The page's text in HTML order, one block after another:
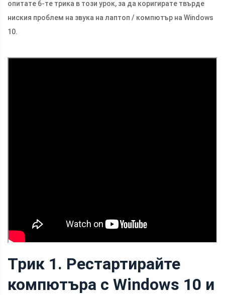
опитате 6-те трика в този урок, за да коригирате твърде
ниския проблем на звука на лаптоп / компютър на Windows
10.
Трик 1. Рестартирайте
компютъра с Windows 10 и